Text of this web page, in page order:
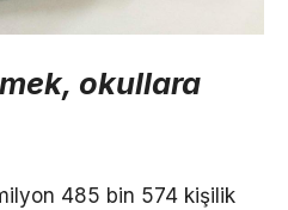
okullara
485 bin 574 kişilik